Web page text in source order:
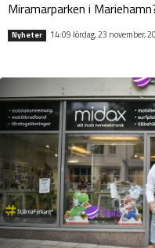
Miramarparken i
Nyheter 14:09 lördag, 23 november,